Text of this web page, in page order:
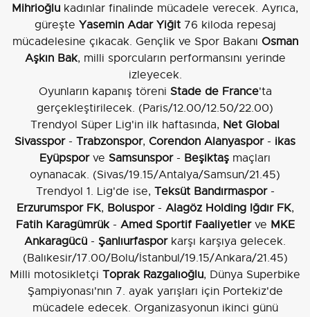
Mihrioğlu kadınlar finalinde mücadele verecek. Ayrıca,
güreşte Yasemin Adar Yiğit76 kiloda repesaj
mücadelesine çıkacak. Gençlik ve Spor Bakanı Osman
Aşkın Bak, milli sporcuların performansını yerinde
izleyecek.
Oyunların kapanış töreni Stade de France'ta
gerçekleştirilecek. (Paris/12.00/12.50/22.00)
Trendyol Süper Lig'in ilk haftasında, Net Global
Sivasspor- Trabzonspor, Corendon Alanyaspor- ikas
Eyüpsporve Samsunspor- Beşiktaş maçları
oynanacak. (Sivas/19.15/Antalya/Samsun/21.45)
Trendyol 1. Lig'de ise, Teksüt Bandırmaspor-
Erzurumspor FK, Boluspor- Alagöz Holding Iğdır FK,
Fatih Karagümrük- Amed Sportif Faaliyetlerve MKE
Ankaragücü - Şanlıurfasporkarşı karşıya gelecek.
(Balıkesir/17.00/Bolu/İstanbul/19.15/Ankara/21.45)
Milli motosikletçi Toprak Razgalıoğlu, Dünya Superbike
Şampiyonası'nın 7. ayak yarışları için Portekiz'de
mücadele edecek. Organizasyonun ikinci günü